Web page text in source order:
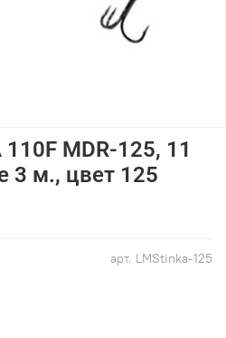
арт. LMStinka-125
MDR-125, 11
3 м., цвет 125